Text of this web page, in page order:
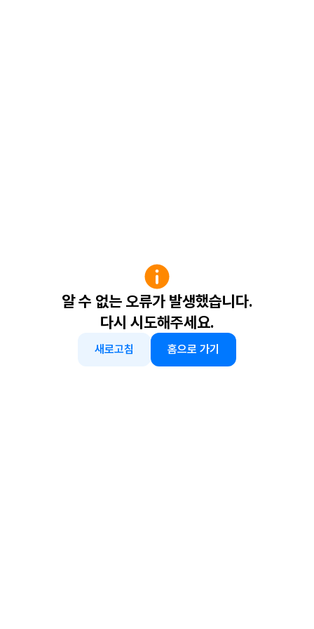
알 수 없는 오류가 발생했습니다.
다시 시도해주세요.
새로고침 홈으로 가기